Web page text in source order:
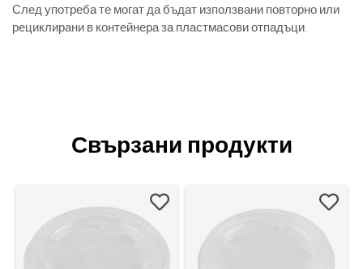
След употреба те могат да бъдат използвани повторно или
рециклирани в контейнера за пластмасови отпадъци.
Свързани продукти